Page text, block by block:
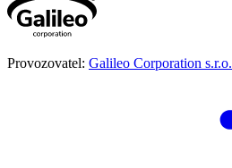
Provozovatel: Galileo Corporation s.r.o.